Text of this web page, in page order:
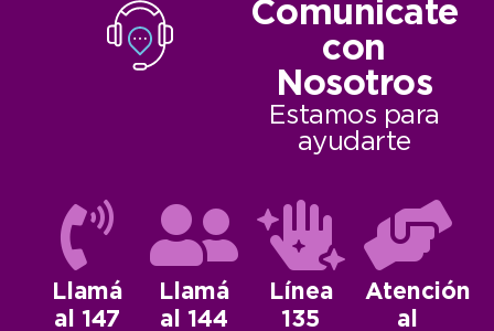
Comunicate
con
Nosotros
Estamos para
ayudarte
Llamá
al 147
Llamá
al 144
Línea
135
Atención
al